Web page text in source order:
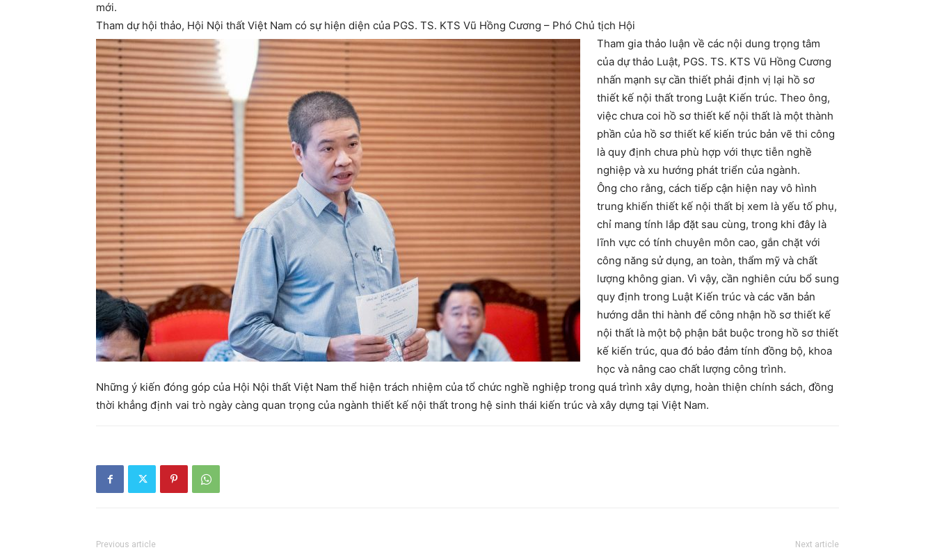
mới.
Tham dự hội thảo, Hội Nội thất Việt Nam có sự hiện diện của PGS. TS. KTS Vũ Hồng Cương – Phó Chủ tịch Hội
Tham gia thảo luận về các nội dung trọng tâm
của dự thảo Luật, PGS. TS. KTS Vũ Hồng Cương
nhấn mạnh sự cần thiết phải định vị lại hồ sơ
thiết kế nội thất trong Luật Kiến trúc. Theo ông,
việc chưa coi hồ sơ thiết kế nội thất là một thành
phần của hồ sơ thiết kế kiến trúc bản vẽ thi công
là quy định chưa phù hợp với thực tiễn nghề
nghiệp và xu hướng phát triển của ngành.
Ông cho rằng, cách tiếp cận hiện nay vô hình
trung khiến thiết kế nội thất bị xem là yếu tố phụ,
chỉ mang tính lắp đặt sau cùng, trong khi đây là
lĩnh vực có tính chuyên môn cao, gắn chặt với
công năng sử dụng, an toàn, thẩm mỹ và chất
lượng không gian. Vì vậy, cần nghiên cứu bổ sung
quy định trong Luật Kiến trúc và các văn bản
hướng dẫn thi hành để công nhận hồ sơ thiết kế
nội thất là một bộ phận bắt buộc trong hồ sơ thiết
kế kiến trúc, qua đó bảo đảm tính đồng bộ, khoa
học và nâng cao chất lượng công trình.
Những ý kiến đóng góp của Hội Nội thất Việt Nam thể hiện trách nhiệm của tổ chức nghề nghiệp trong quá trình xây dựng, hoàn thiện chính sách, đồng
thời khẳng định vai trò ngày càng quan trọng của ngành thiết kế nội thất trong hệ sinh thái kiến trúc và xây dựng tại Việt Nam.
Previous article Next article